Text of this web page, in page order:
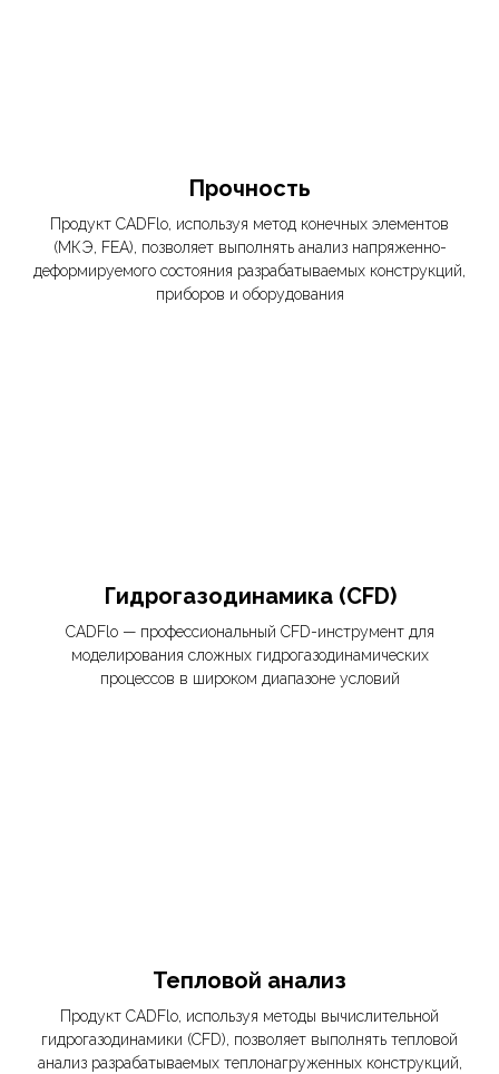
Прочность
Продукт CADFlo, используя метод конечных элементов
(МКЭ, FEA), позволяет выполнять анализ напряженно-
деформируемого состояния разрабатываемых конструкций,
приборов и оборудования
Гидрогазодинамика (CFD)
CADFlo — профессиональный CFD-инструмент для
моделирования сложных гидрогазодинамических
процессов в широком диапазоне условий
Тепловой анализ
Продукт CADFlo, используя методы вычислительной
гидрогазодинамики (CFD), позволяет выполнять тепловой
анализ разрабатываемых теплонагруженных конструкций,